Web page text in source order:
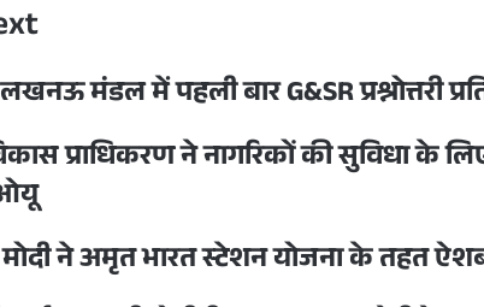
मंडल में पहली बार G&SR प्रश्नोत्तरी
प्राधिकरण ने नागरिकों की सुविधा के
मोदी ने अमृत भारत स्टेशन योजना के तहत